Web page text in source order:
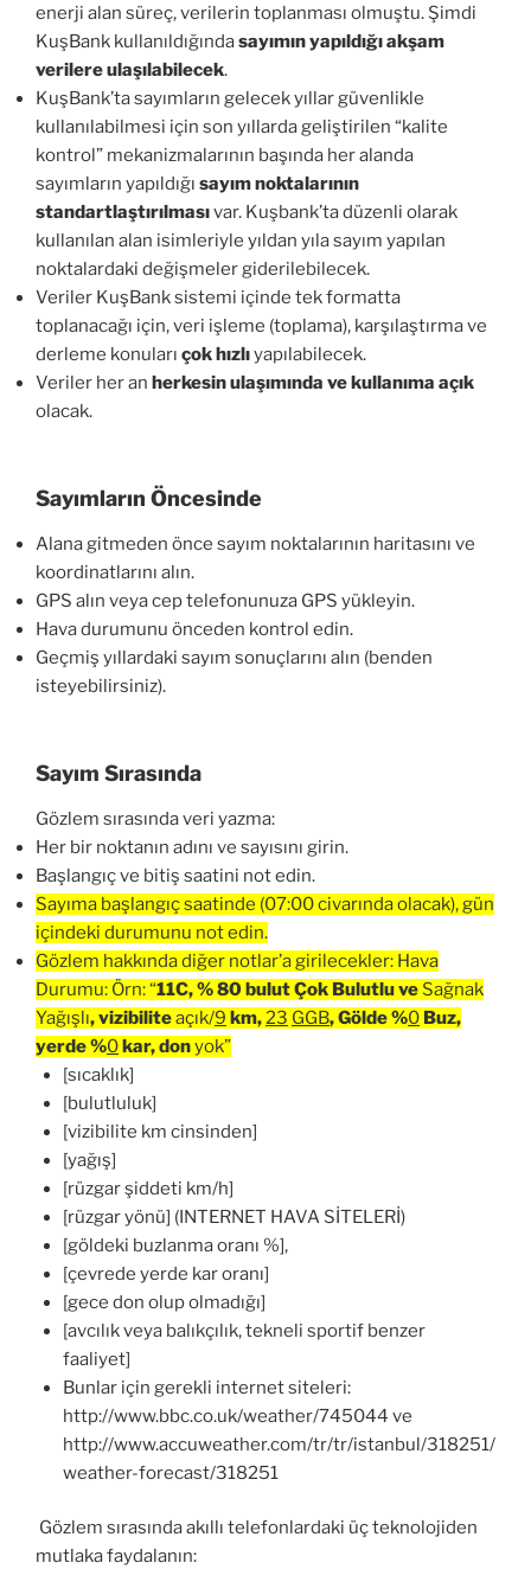
enerji alan süreç, verilerin toplanması olmuştu. Şimdi
KuşBank kullanıldığındasayımın yapıldığı akşam
verilere ulaşılabilecek.
KuşBank’ta sayımların gelecek yıllar güvenlikle
kullanılabilmesi için son yıllarda geliştirilen “kalite
kontrol” mekanizmalarının başında her alanda
sayımların yapıldığı sayım noktalarının
standartlaştırılmasıvar. Kuşbank’ta düzenli olarak
kullanılan alan isimleriyle yıldan yıla sayım yapılan
noktalardaki değişmeler giderilebilecek.
Veriler KuşBank sistemi içinde tek formatta
toplanacağı için, veri işleme (toplama), karşılaştırma ve
derleme konuları çok hızlıyapılabilecek.
Veriler her an herkesin ulaşımında ve kullanıma açık
olacak.
Sayımların Öncesinde
Alana gitmeden önce sayım noktalarının haritasını ve
koordinatlarını alın.
GPS alın veya cep telefonunuza GPS yükleyin.
Hava durumunu önceden kontrol edin.
Geçmiş yıllardaki sayım sonuçlarını alın (benden
isteyebilirsiniz).
Sayım Sırasında
Gözlem sırasında veri yazma:
Her bir noktanın adını ve sayısını girin.
Başlangıç ve bitiş saatini not edin.
Sayıma başlangıç saatinde (07:00 civarında olacak), gün
içindeki durumunu not edin.
Gözlem hakkında diğer notlar’a girilecekler: Hava
Durumu: Örn: “11C, % 80 bulut Çok Bulutlu ve Sağnak
Yağışlı, vizibiliteaçık/9 km,23 GGB, Gölde %0 Buz,
yerde%0kar, donyok”
[sıcaklık]
[bulutluluk]
[vizibilite km cinsinden]
[yağış]
[rüzgar şiddeti km/h]
[rüzgar yönü] (INTERNET HAVA SİTELERİ)
[göldeki buzlanma oranı %],
[çevrede yerde kar oranı]
[gece don olup olmadığı]
[avcılık veya balıkçılık, tekneli sportif benzer
faaliyet]
Bunlar için gerekli internet siteleri:
http://www.bbc.co.uk/weather/745044 ve
http://www.accuweather.com/tr/tr/istanbul/318251/
weather-forecast/318251
Gözlem sırasında akıllı telefonlardaki üç teknolojiden
mutlaka faydalanın: